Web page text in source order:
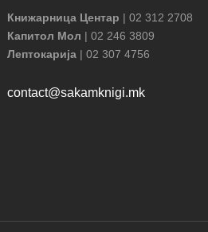
Книжарница Центар | 02 312 2708
Капитол Мол | 02 246 3809
Лептокарија | 02 307 4756
contact@sakamknigi.mk